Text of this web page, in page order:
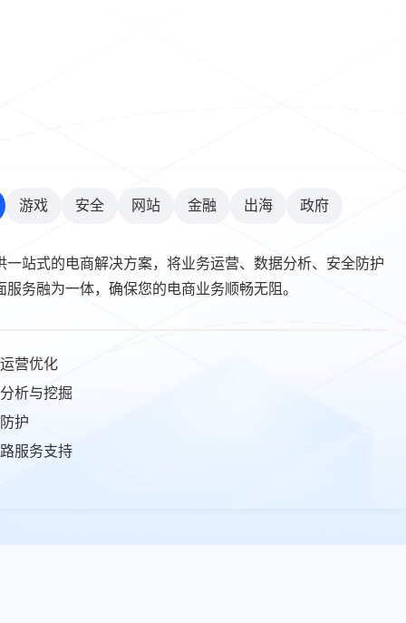
游戏 安全 网站 金融 出海 政府
一站式的电商解决方案，将业务运营、数据分析、安全防护
服务融为一体，确保您的电商业务顺畅无阻。
营优化
析与挖掘
护
服务支持